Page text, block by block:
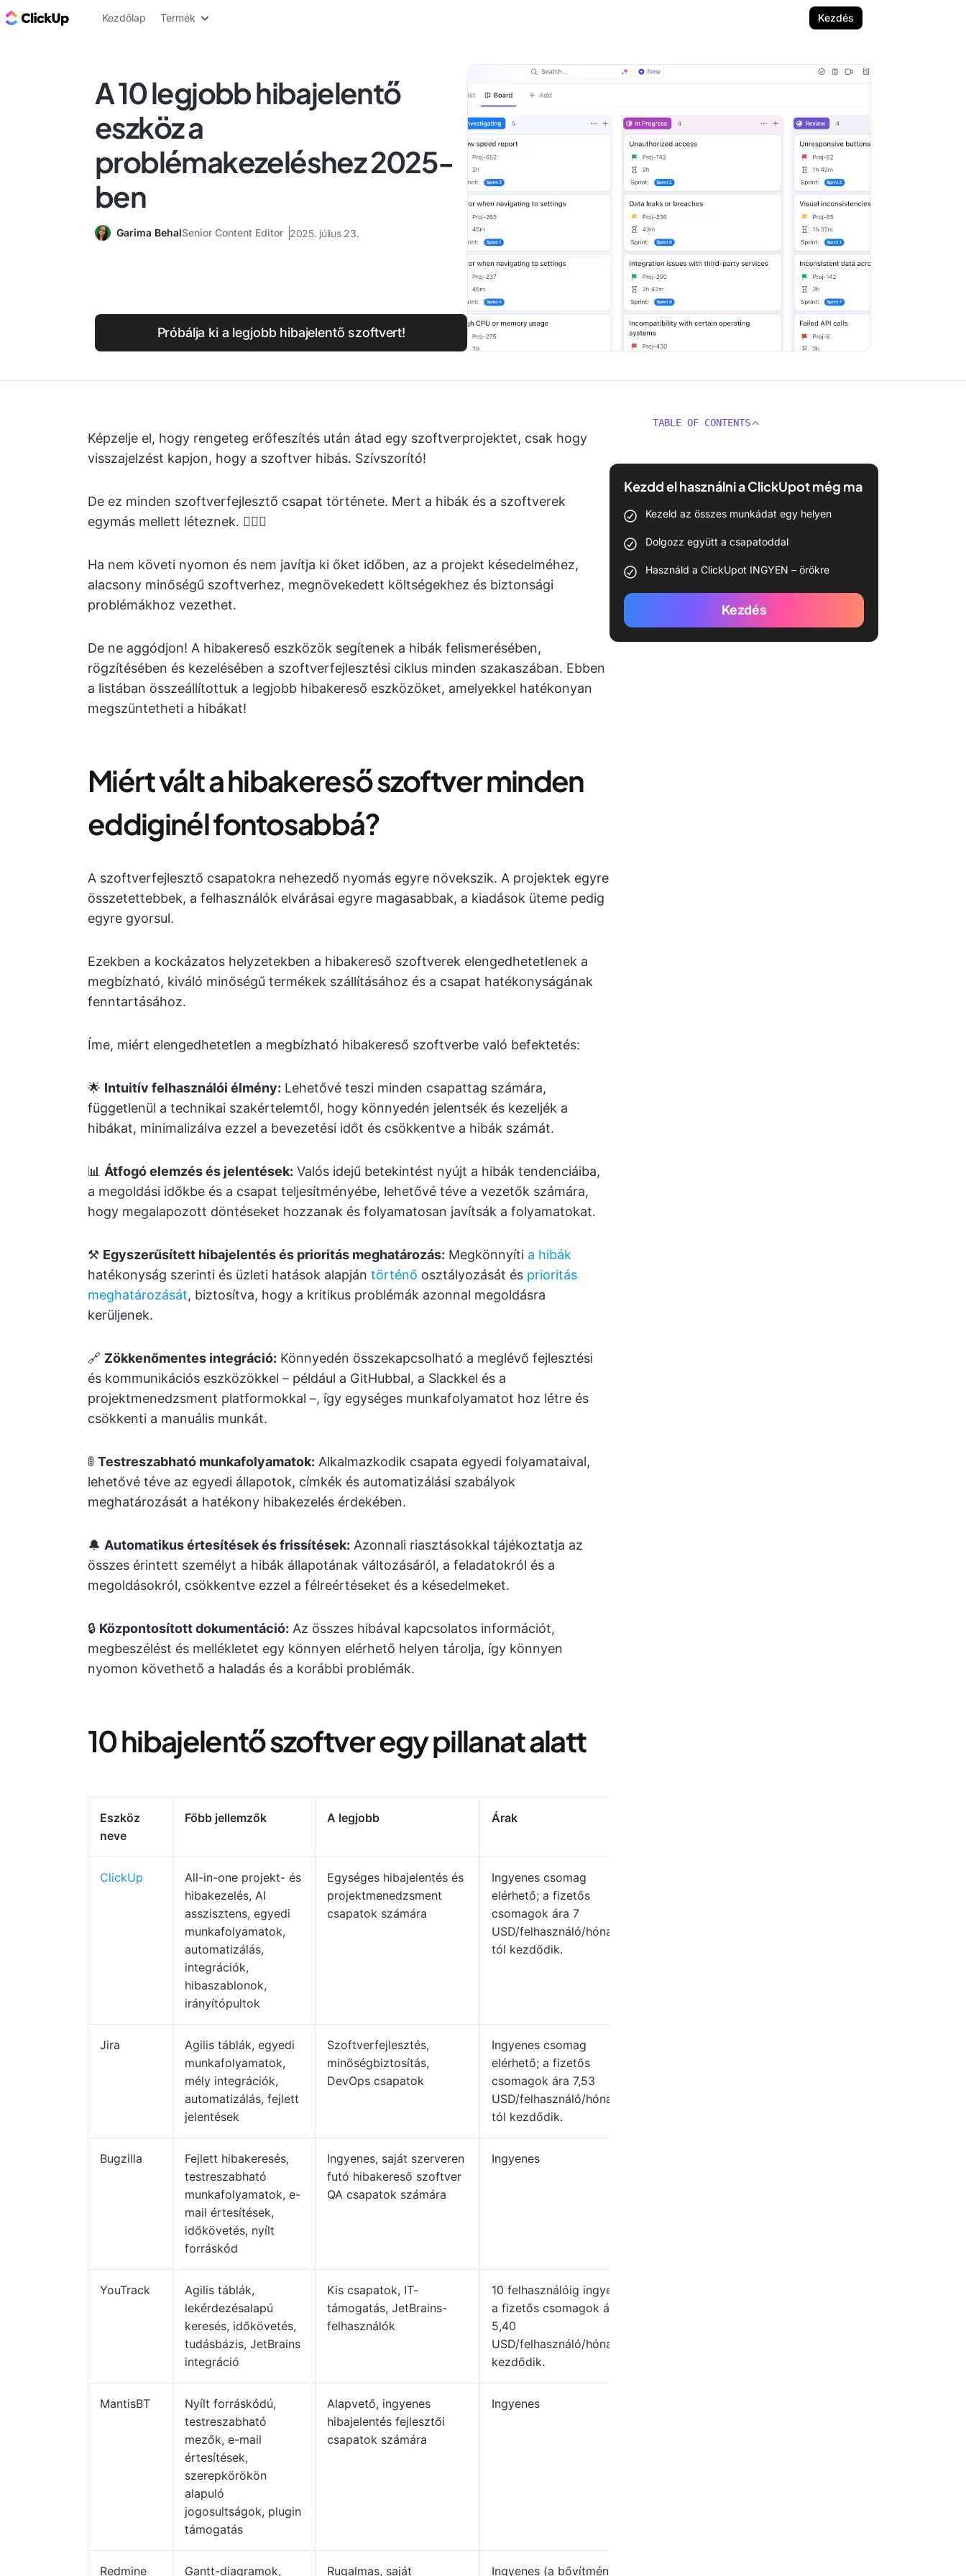
ClickUp blog
Kezdőlap Termék Kezdés
A 10 legjobb hibajelentő
eszköz a
problémakezeléshez 2025-
ben
Garima BehalSenior Content Editor 2025. július 23.
Próbálja ki a legjobb hibajelentő szoftvert!
Képzelje el, hogy rengeteg erőfeszítés után átad egy szoftverprojektet, csak hogy
visszajelzést kapjon, hogy a szoftver hibás. Szívszorító!
De ez minden szoftverfejlesztő csapat története. Mert a hibák és a szoftverek
egymás mellett léteznek. 🤷🏽‍♀️
Ha nem követi nyomon és nem javítja ki őket időben, az a projekt késedelméhez,
alacsony minőségű szoftverhez, megnövekedett költségekhez és biztonsági
problémákhoz vezethet.
De ne aggódjon! A hibakereső eszközök segítenek a hibák felismerésében,
rögzítésében és kezelésében a szoftverfejlesztési ciklus minden szakaszában. Ebben
a listában összeállítottuk a legjobb hibakereső eszközöket, amelyekkel hatékonyan
megszüntetheti a hibákat!
Miért vált a hibakereső szoftver minden
eddiginél fontosabbá?
A szoftverfejlesztő csapatokra nehezedő nyomás egyre növekszik. A projektek egyre
összetettebbek, a felhasználók elvárásai egyre magasabbak, a kiadások üteme pedig
egyre gyorsul.
Ezekben a kockázatos helyzetekben a hibakereső szoftverek elengedhetetlenek a
megbízható, kiváló minőségű termékek szállításához és a csapat hatékonyságának
fenntartásához.
Íme, miért elengedhetetlen a megbízható hibakereső szoftverbe való befektetés:
🌟 Intuitív felhasználói élmény: Lehetővé teszi minden csapattag számára,
függetlenül a technikai szakértelemtől, hogy könnyedén jelentsék és kezeljék a
hibákat, minimalizálva ezzel a bevezetési időt és csökkentve a hibák számát.
📊 Átfogó elemzés és jelentések: Valós idejű betekintést nyújt a hibák tendenciáiba,
a megoldási időkbe és a csapat teljesítményébe, lehetővé téve a vezetők számára,
hogy megalapozott döntéseket hozzanak és folyamatosan javítsák a folyamatokat.
⚒️ Egyszerűsített hibajelentés és prioritás meghatározás: Megkönnyíti a hibák
hatékonyság szerinti és üzleti hatások alapján történő osztályozását és prioritás
meghatározását, biztosítva, hogy a kritikus problémák azonnal megoldásra
kerüljenek.
🔗 Zökkenőmentes integráció: Könnyedén összekapcsolható a meglévő fejlesztési
és kommunikációs eszközökkel – például a GitHubbal, a Slackkel és a
projektmenedzsment platformokkal –, így egységes munkafolyamatot hoz létre és
csökkenti a manuális munkát.
🚦 Testreszabható munkafolyamatok: Alkalmazkodik csapata egyedi folyamataival,
lehetővé téve az egyedi állapotok, címkék és automatizálási szabályok
meghatározását a hatékony hibakezelés érdekében.
🔔 Automatikus értesítések és frissítések: Azonnali riasztásokkal tájékoztatja az
összes érintett személyt a hibák állapotának változásáról, a feladatokról és a
megoldásokról, csökkentve ezzel a félreértéseket és a késedelmeket.
🔒 Központosított dokumentáció: Az összes hibával kapcsolatos információt,
megbeszélést és mellékletet egy könnyen elérhető helyen tárolja, így könnyen
nyomon követhető a haladás és a korábbi problémák.
10 hibajelentő szoftver egy pillanat alatt
Eszköz
neve
Főbb jellemzők A legjobb Árak
ClickUp
All-in-one projekt- és
hibakezelés, AI
asszisztens, egyedi
munkafolyamatok,
automatizálás,
integrációk,
hibaszablonok,
irányítópultok
Egységes hibajelentés és
projektmenedzsment
csapatok számára
Ingyenes csomag
elérhető; a fizetős
csomagok ára 7
USD/felhasználó/hónap-
tól kezdődik.
Jira
Agilis táblák, egyedi
munkafolyamatok,
mély integrációk,
automatizálás, fejlett
jelentések
Szoftverfejlesztés,
minőségbiztosítás,
DevOps csapatok
Ingyenes csomag
elérhető; a fizetős
csomagok ára 7,53
USD/felhasználó/hónap-
tól kezdődik.
Bugzilla
Fejlett hibakeresés,
testreszabható
munkafolyamatok, e-
mail értesítések,
időkövetés, nyílt
forráskód
Ingyenes, saját szerveren
futó hibakereső szoftver
QA csapatok számára
Ingyenes
YouTrack
Agilis táblák,
lekérdezésalapú
keresés, időkövetés,
tudásbázis, JetBrains
integráció
Kis csapatok, IT-
támogatás, JetBrains-
felhasználók
10 felhasználóig ingyenes;
a fizetős csomagok ára
5,40
USD/felhasználó/hónaptól
kezdődik.
MantisBT
Nyílt forráskódú,
testreszabható
mezők, e-mail
értesítések,
szerepkörökön
alapuló
jogosultságok, plugin
támogatás
Alapvető, ingyenes
hibajelentés fejlesztői
csapatok számára
Ingyenes
Redmine Gantt-diagramok, Rugalmas, saját Ingyenes (a bővítmények
TABLE OF CONTENTS
Kezdd el használni a ClickUpot még ma
Kezeld az összes munkádat egy helyen
Dolgozz együtt a csapatoddal
Használd a ClickUpot INGYEN – örökre
Kezdés